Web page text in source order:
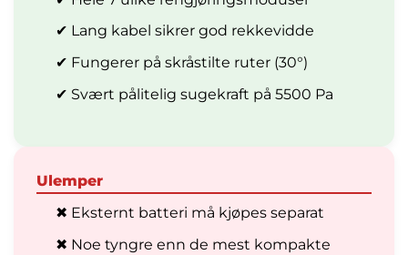
✔ Lang kabel sikrer god rekkevidde
✔ Fungerer på skråstilte ruter (30°)
✔ Svært pålitelig sugekraft på 5500 Pa
Ulemper
✖ Eksternt batteri må kjøpes separat
✖ Noe tyngre enn de mest kompakte